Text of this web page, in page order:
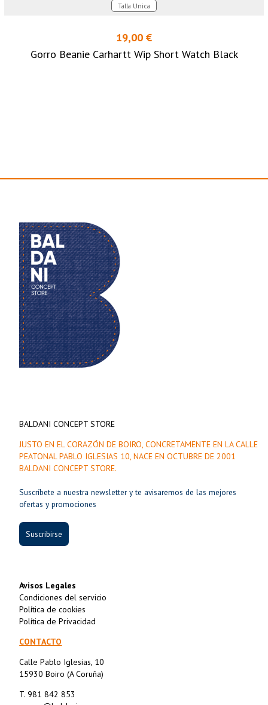
Talla Unica
19,00 €
Gorro Beanie Carhartt Wip Short Watch Black
BALDANI CONCEPT STORE
JUSTO EN EL CORAZÓN DE BOIRO, CONCRETAMENTE EN LA CALLE
PEATONAL PABLO IGLESIAS 10, NACE EN OCTUBRE DE 2001
BALDANI CONCEPT STORE.
Suscríbete a nuestra newsletter y te avisaremos de las mejores
ofertas y promociones
Suscribirse
Avisos Legales
Condiciones del servicio
Política de cookies
Política de Privacidad
CONTACTO
Calle Pablo Iglesias, 10
15930 Boiro (A Coruña)
T. 981 842 853